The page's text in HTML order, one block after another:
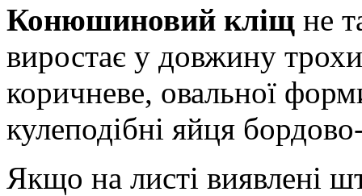
Конюшиновий кліщ не
виростає у довжину
коричневе, овальної
кулеподібні яйця
Якщо на листі виявлені